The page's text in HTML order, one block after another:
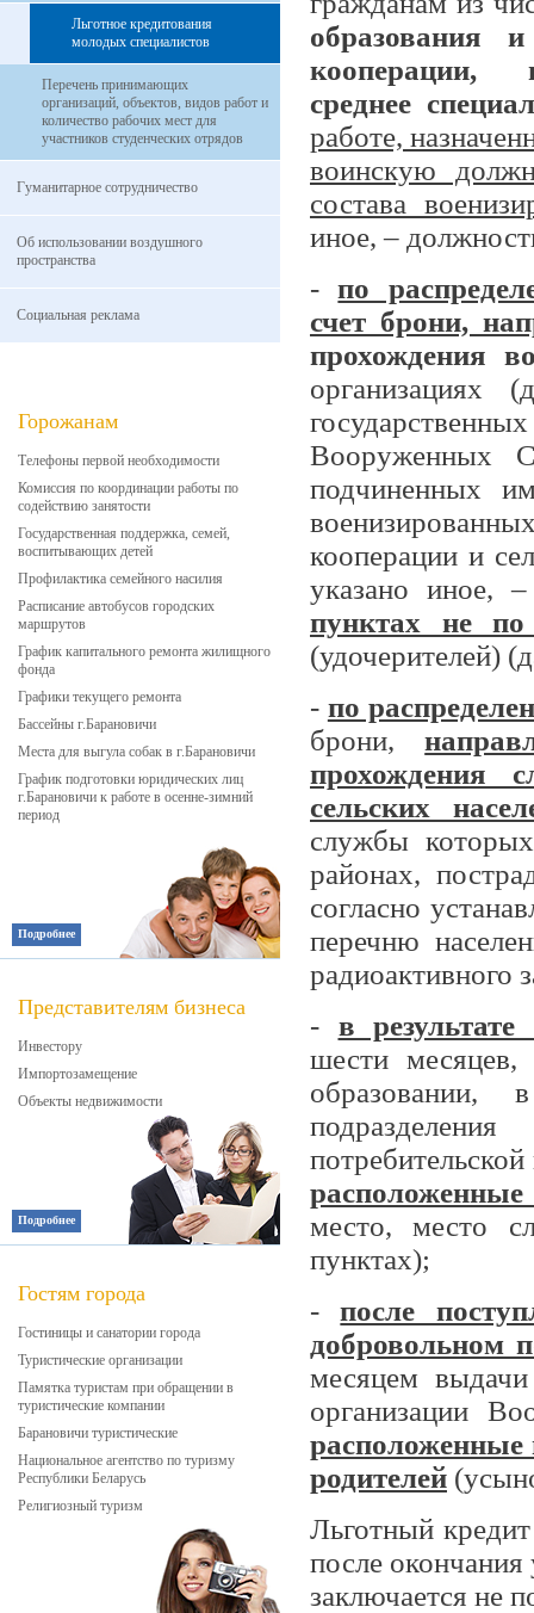
Льготное кредитования
молодых специалистов
Перечень принимающих
организаций, объектов, видов работ и
количество рабочих мест для
участников студенческих отрядов
Гуманитарное сотрудничество
Об использовании воздушного
пространства
Социальная реклама
Горожанам
Телефоны первой необходимости
Комиссия по координации работы по
содействию занятости
Государственная поддержка, семей,
воспитывающих детей
Профилактика семейного насилия
Расписание автобусов городских
маршрутов
График капитального ремонта жилищного
фонда
Графики текущего ремонта
Бассейны г.Барановичи
Места для выгула собак в г.Барановичи
График подготовки юридических лиц
г.Барановичи к работе в осенне-зимний
период
Подробнее
Представителям бизнеса
Инвестору
Импортозамещение
Объекты недвижимости
Подробнее
Гостям города
Гостиницы и санатории города
Туристические организации
Памятка туристам при обращении в
туристические компании
Барановичи туристические
Национальное агентство по туризму
Республики Беларусь
Религиозный туризм
образования
кооперации,
среднее
работе,
воинскую
состава
иное, –
-по
счет брони,
прохождения
Вооруженных
подчиненных
кооперации и
указано иное,
пунктах не по
(удочерителей)
- по
брони,
прохождения
сельских
службы
районах,
согласно
перечню
радиоактивного
- в результате
шести
образовании,
расположенные
место, место
пунктах);
-после
добровольном
месяцем
организации
расположенные
родителей
Льготный
после
заключается не